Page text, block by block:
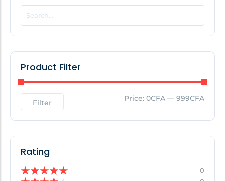
POPULAR THIS WEEK
No Posts Found!
No Posts Found!
Product Filter
Filter Price: 0CFA — 999CFA
Rating
★★★★★ 0